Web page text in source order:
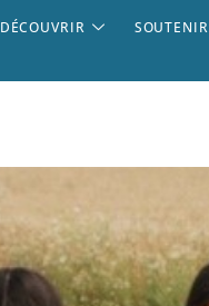
DÉCOUVRIR SOUTENIR